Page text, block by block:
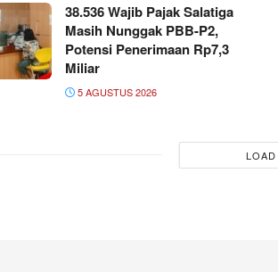
38.536 Wajib Pajak Salatiga
Masih Nunggak PBB-P2,
Potensi Penerimaan Rp7,3
Miliar
5 AGUSTUS 2026